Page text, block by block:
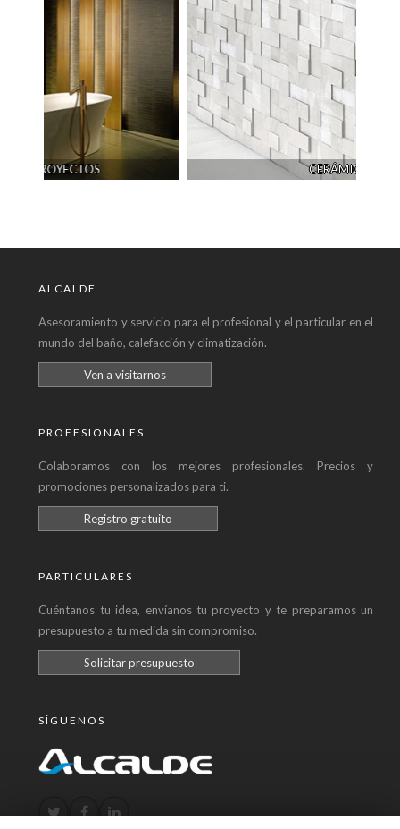
ALCALDE
Asesoramiento y servicio para el profesional y el particular en el
mundo del baño, calefacción y climatización.
Ven a visitarnos
PROFESIONALES
Colaboramos con los mejores profesionales. Precios y
promociones personalizados para ti.
Registro gratuito
PARTICULARES
Cuéntanos tu idea, envíanos tu proyecto y te preparamos un
presupuesto a tu medida sin compromiso.
Solicitar presupuesto
SÍGUENOS